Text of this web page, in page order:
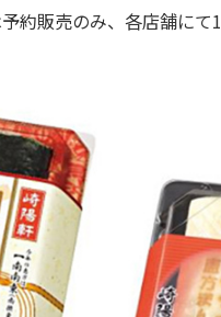
約販売のみ、各店舗にて